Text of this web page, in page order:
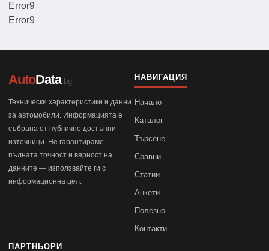
Error9
Error9
AutoData.bg
Технически характеристики и данни
за автомобили. Информацията е
събрана от публично достъпни
източници. Не гарантираме
пълната точност и вярност на
данните — използвайте ги с
информационна цел.
НАВИГАЦИЯ
Начало
Каталог
Търсене
Сравни
Статии
Анкети
Полезно
Контакти
ПАРТНЬОРИ